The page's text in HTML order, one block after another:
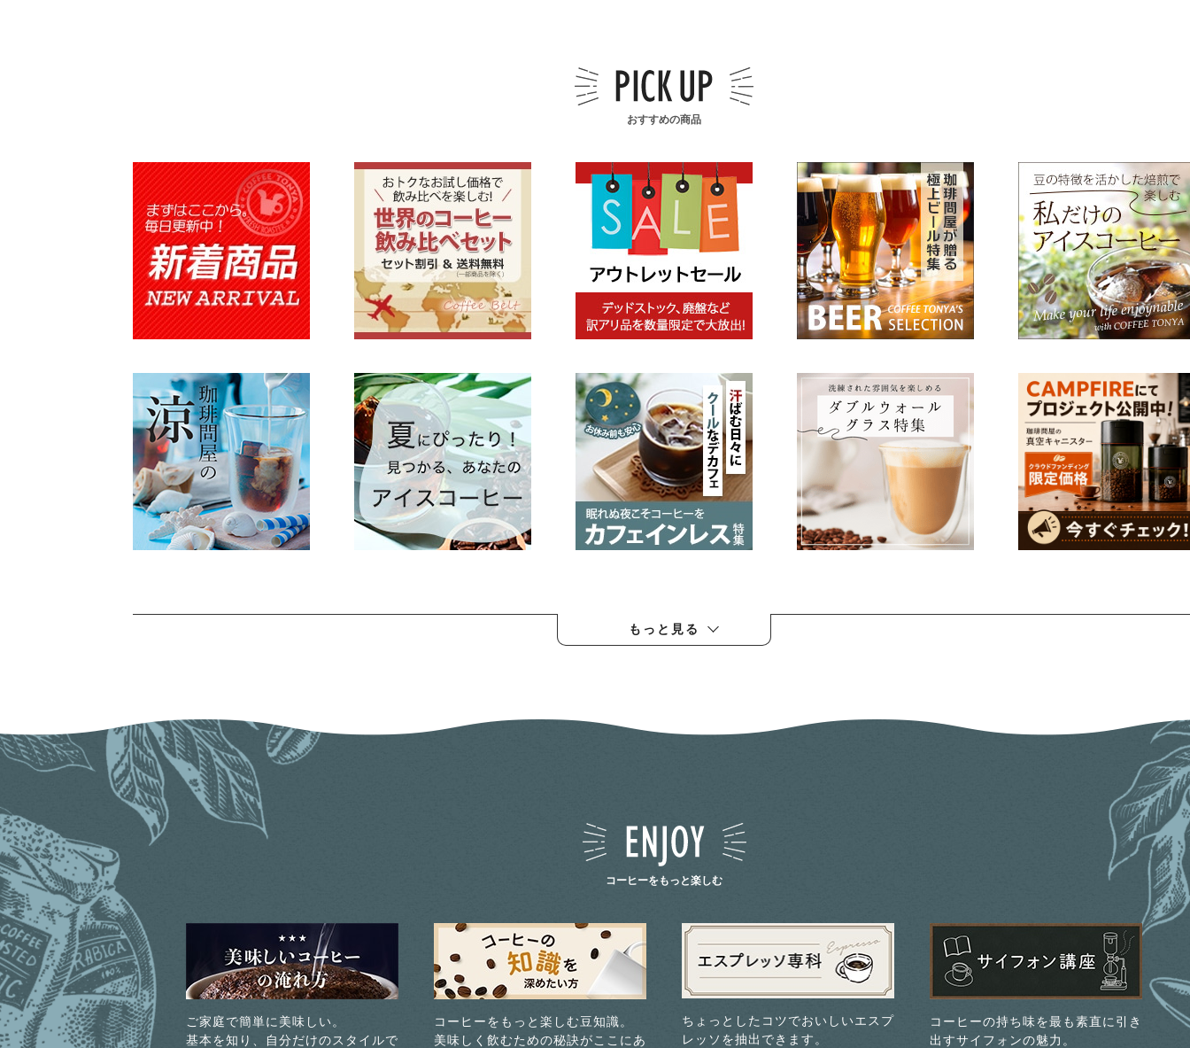
おすすめの商品
もっと見る
コーヒーをもっと楽しむ
ご家庭で簡単に美味しい。
基本を知り、自分だけのスタイルで
コーヒーをもっと楽しむ豆知識。
美味しく飲むための秘訣がここにあ
ちょっとしたコツでおいしいエスプ
レッソを抽出できます。
コーヒーの持ち味を最も素直に引き
出すサイフォンの魅力。